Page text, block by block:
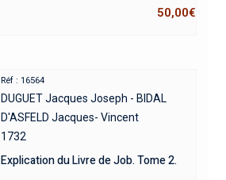
50,00€
Réf : 16564
DUGUET Jacques Joseph - BIDAL
D'ASFELD Jacques- Vincent
1732
Explication du Livre de Job. Tome 2.